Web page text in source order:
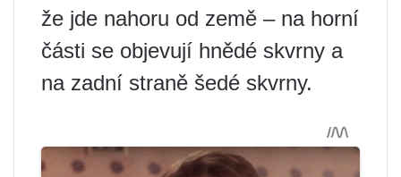
že jde nahoru od země – na horní
části se objevují hnědé skvrny a
na zadní straně šedé skvrny.